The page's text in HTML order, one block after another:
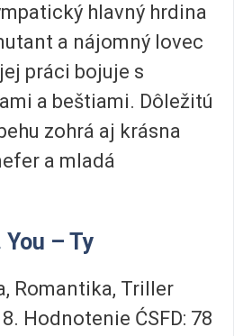
hlavný hrdina
a nájomný lovec
práci bojuje s
a beštiami. Dôležitú
zohrá aj krásna
a mladá
You – Ty
Romantika, Triller
Hodnotenie ĆSFD: 78